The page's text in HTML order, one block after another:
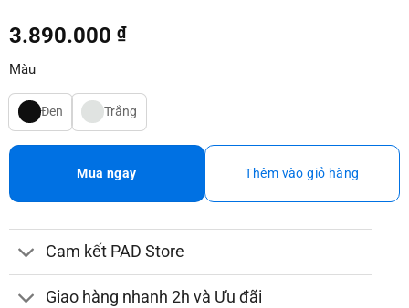
3.890.000 ₫
Màu
Đen Trắng
Thêm vào giỏ hàng
Mua ngay
Cam kết PAD Store
Giao hàng nhanh 2h và Ưu đãi